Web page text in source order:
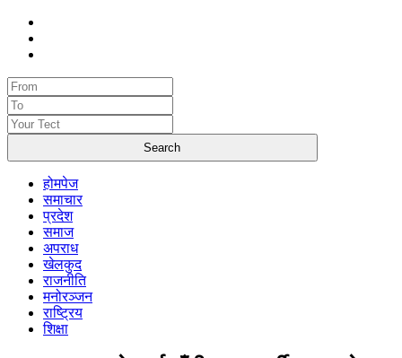
होमपेज
समाचार
प्रदेश
समाज
अपराध
खेलकुद
राजनीति
मनोरञ्जन
राष्ट्रिय
शिक्षा